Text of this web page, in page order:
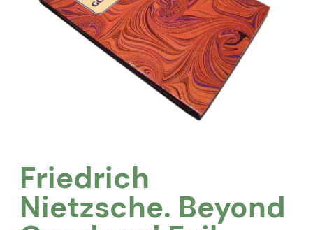
Friedrich
Nietzsche. Beyond